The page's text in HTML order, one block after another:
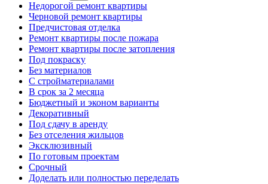
Недорогой ремонт квартиры
Черновой ремонт квартиры
Предчистовая отделка
Ремонт квартиры после пожара
Ремонт квартиры после затопления
Под покраску
Без материалов
С стройматериалами
В срок за 2 месяца
Бюджетный и эконом варианты
Декоративный
Под сдачу в аренду
Без отселения жильцов
Эксклюзивный
По готовым проектам
Срочный
Доделать или полностью переделать